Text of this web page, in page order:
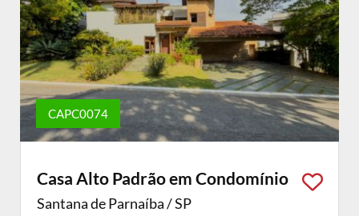
CAPC0074
Casa Alto Padrão em Condomínio
Santana de Parnaíba / SP